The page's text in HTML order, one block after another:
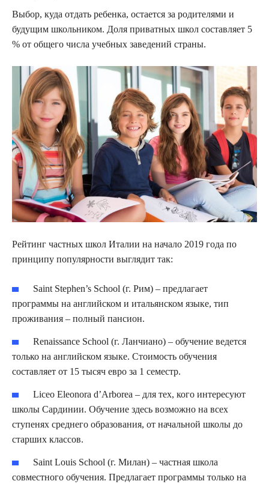
Выбор, куда отдать ребенка, остается за родителями и
будущим школьником. Доля приватных школ составляет 5
% от общего числа учебных заведений страны.
Рейтинг частных школ Италии на начало 2019 года по
принципу популярности выглядит так:
Saint Stephen’s School (г. Рим) – предлагает
программы на английском и итальянском языке, тип
проживания – полный пансион.
Renaissance School (г. Ланчиано) – обучение ведется
только на английском языке. Стоимость обучения
составляет от 15 тысяч евро за 1 семестр.
Liceo Eleonora d’Arborea – для тех, кого интересуют
школы Сардинии. Обучение здесь возможно на всех
ступенях среднего образования, от начальной школы до
старших классов.
Saint Louis School (г. Милан) – частная школа
совместного обучения. Предлагает программы только на